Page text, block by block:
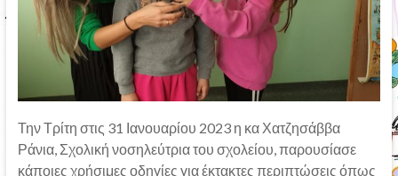
Την Τρίτη στις 31 Ιανουαρίου 2023 η κα Χατζησάββα
Ράνια, Σχολική νοσηλεύτρια του σχολείου, παρουσίασε
κάποιες χρήσιμες οδηγίες για έκτακτες περιπτώσεις όπως